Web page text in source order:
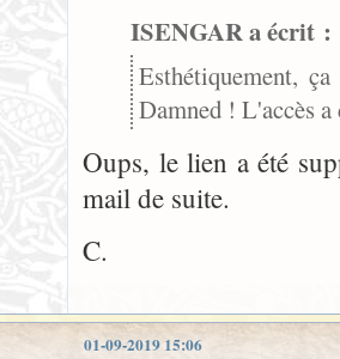
ISENGAR a écrit :
Esthétiquement,
Damned ! L'accès
Oups, le lien a été
mail de suite.
C.
01-09-2019 15:06